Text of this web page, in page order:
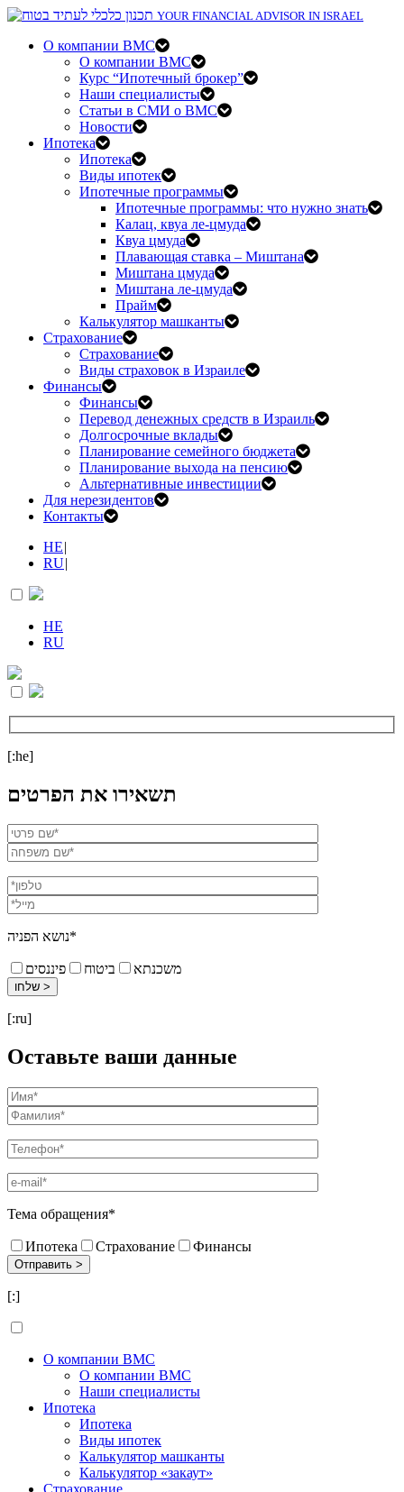
YOUR FINANCIAL ADVISOR IN ISRAEL
О компании BMC
О компании BMC
Курс “Ипотечный брокер”
Наши специалисты
Статьи в СМИ о BMC
Новости
Ипотека
Ипотека
Виды ипотек
Ипотечные программы
Ипотечные программы: что нужно знать
Калац, квуа ле-цмуда
Квуа цмуда
Плавающая ставка – Миштана
Миштана цмуда
Миштана ле-цмуда
Прайм
Калькулятор машканты
Страхование
Страхование
Виды страховок в Израиле
Финансы
Финансы
Перевод денежных средств в Израиль
Долгосрочные вклады
Планирование семейного бюджета
Планирование выхода на пенсию
Альтернативные инвестиции
Для нерезидентов
Контакты
HE|
RU|
HE
RU
[:he]
תשאירו את הפרטים
נושא הפניה*
משכנתא ביטוח פיננסים
[:ru]
Оставьте ваши данные
Тема обращения*
Ипотека Страхование Финансы
[:]
О компании BMC
О компании BMC
Наши специалисты
Ипотека
Ипотека
Виды ипотек
Калькулятор машканты
Калькулятор «закаут»